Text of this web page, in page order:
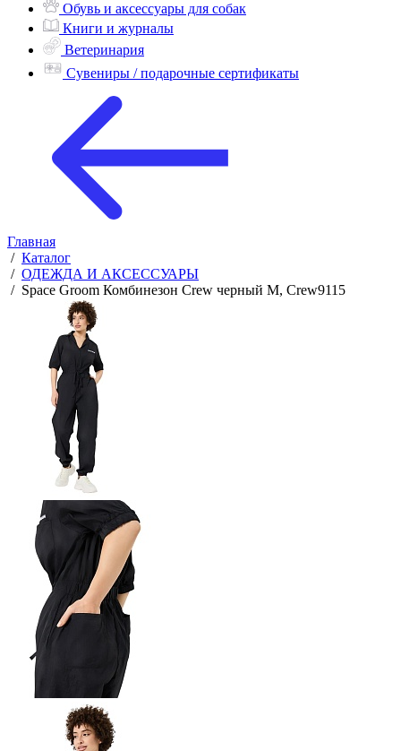
Обувь и аксессуары для собак
Книги и журналы
Ветеринария
Сувениры / подарочные сертификаты
Главная
/ Каталог
/ ОДЕЖДА И АКСЕССУАРЫ
/ Space Groom Комбинезон Crew черный M, Crew9115